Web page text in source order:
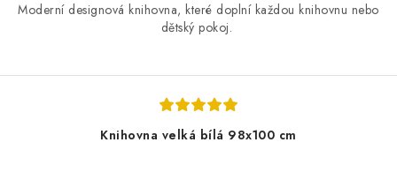
Moderní designová knihovna, které doplní každou knihovnu nebo
dětský pokoj.
Knihovna velká bílá 98x100 cm